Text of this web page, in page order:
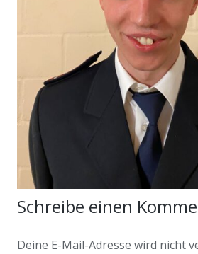
Schreibe einen
Deine E-Mail-Adresse wird nicht